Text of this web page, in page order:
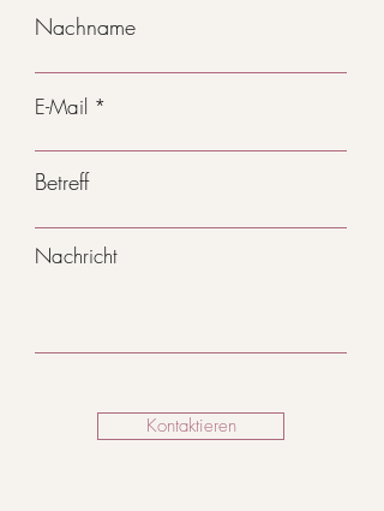
Nachname
E-Mail
Betreff
Nachricht
Kontaktieren